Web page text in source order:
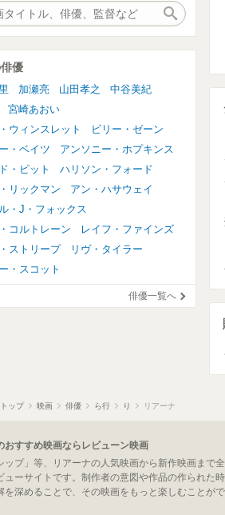
優
加瀬亮 山田孝之
中谷美紀
宮崎あおい
ウィンスレット
ビリー・ゼーン
・ベイツ
アンソニー・ホプキンス
・ピット
ハリソン・フォード
リックマン
アン・ハサウェイ
・J・フォックス
コルトレーン
レイフ・ファインズ
ストリープ
リヴ・タイラー
・スコット
俳優一覧へ
ップ 映画 俳優 ら行 り リアーナ
おすすめ映画ならレビューン映画
ップ」等、リアーナの人気映画から新作映画ま
ューサイトです。制作者の意図や作品の作られた
を深めることで、その映画をもっと楽しむことが